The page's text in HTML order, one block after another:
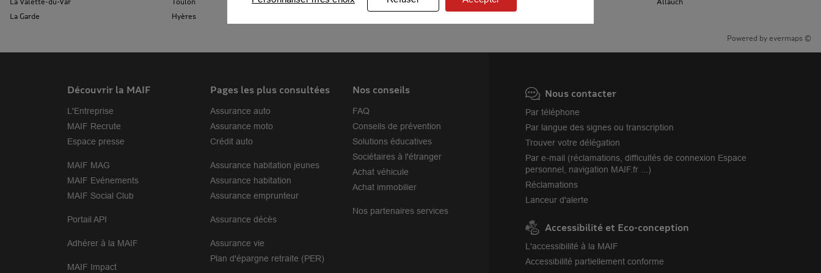
La Garde
Hyères
Powered by evermaps ©
Découvrir la MAIF
L'Entreprise
MAIF Recrute
Espace presse
MAIF MAG
MAIF Evénements
MAIF Social Club
Portail API
Adhérer à la MAIF
MAIF Impact
Pages les plus consultées
Assurance auto
Assurance moto
Crédit auto
Assurance habitation jeunes
Assurance habitation
Assurance emprunteur
Assurance décès
Assurance vie
Plan d'épargne retraite (PER)
Nos conseils
FAQ
Conseils de prévention
Solutions éducatives
Sociétaires à l'étranger
Achat véhicule
Achat immobilier
Nos partenaires services
Nous contacter
Par téléphone
Par langue des signes ou transcription
Trouver votre délégation
Par e-mail (réclamations, difficultés de connexion Espace
personnel, navigation MAIF.fr ...)
Réclamations
Lanceur d'alerte
Accessibilité et Eco-conception
L'accessibilité à la MAIF
Accessibilité partiellement conforme